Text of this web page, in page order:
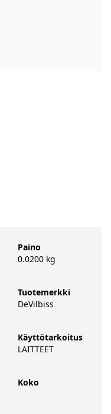
Paino
0.0200 kg
Tuotemerkki
DeVilbiss
Käyttötarkoitus
LAITTEET
Koko